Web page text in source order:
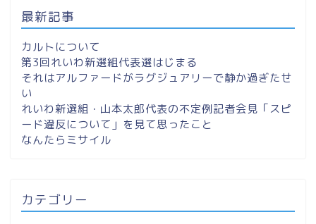
最新記事
カルトについて
第3回れいわ新選組代表選はじまる
それはアルファードがラグジュアリーで静か過ぎたせ
い
れいわ新選組・山本太郎代表の不定例記者会見「スピ
ード違反について」を見て思ったこと
なんたらミサイル
カテゴリー